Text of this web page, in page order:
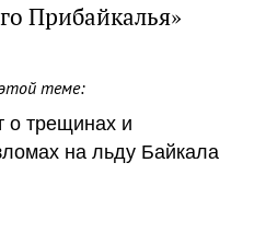
Прибайкалья»
теме:
о трещинах и
на льду Байкала